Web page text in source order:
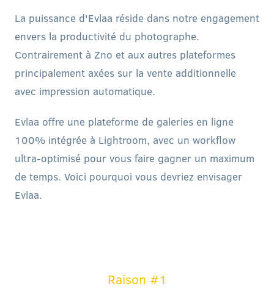
La puissance d'Evlaa réside dans notre engagement
envers la productivité du photographe.
Contrairement à Zno et aux autres plateformes
principalement axées sur la vente additionnelle
avec impression automatique.
Evlaa offre une plateforme de galeries en ligne
100% intégrée à Lightroom, avec un workflow
ultra-optimisé pour vous faire gagner un maximum
de temps. Voici pourquoi vous devriez envisager
Evlaa.
Raison #1